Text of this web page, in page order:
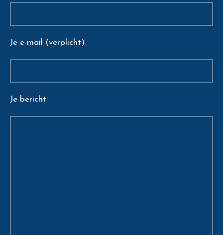
Je e-mail (verplicht)
Je bericht